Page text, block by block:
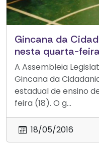
Gincana da
nesta quarta-
A Assembleia
Gincana da
estadual de ensino
feira (18). O g...
18/05/2016